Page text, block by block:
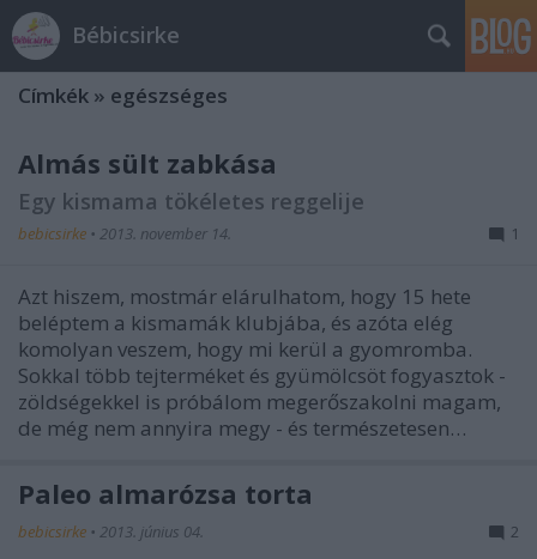
Bébicsirke
Címkék » egészséges
Almás sült zabkása
Egy kismama tökéletes reggelije
bebicsirke • 2013. november 14. 1
Azt hiszem, mostmár elárulhatom, hogy 15 hete
beléptem a kismamák klubjába, és azóta elég
komolyan veszem, hogy mi kerül a gyomromba.
Sokkal több tejterméket és gyümölcsöt fogyasztok -
zöldségekkel is próbálom megerőszakolni magam,
de még nem annyira megy - és természetesen…
Paleo almarózsa torta
bebicsirke • 2013. június 04. 2